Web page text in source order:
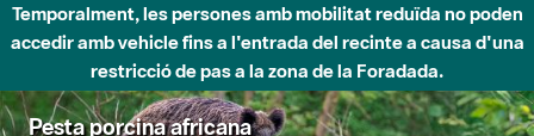
Temporalment, les persones amb mobilitat reduïda no poden
accedir amb vehicle fins a l'entrada del recinte a causa d'una
restricció de pas a la zona de la Foradada.
Pesta porcina africana